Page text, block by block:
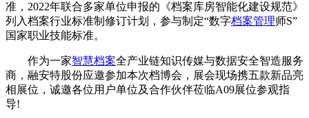
准，2022年联合多家单位申报的《档案库房智能化建设规范》
列入档案行业标准制修订计划，参与制定“数字档案管理师S”
国家职业技能标准。
作为一家智慧档案全产业链知识传媒与数据安全智造服务
商，融安特股份应邀参加本次档博会，展会现场携五款新品亮
相展位，诚邀各位用户单位及合作伙伴莅临A09展位参观指
导!